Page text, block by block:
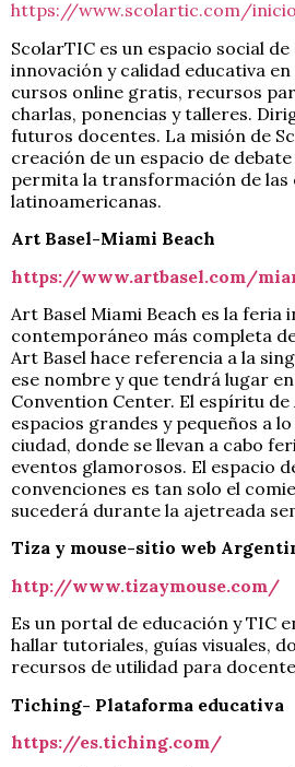
https://www.scolartic.com/
ScolarTIC es un espacio social
innovación y calidad educativa
cursos online gratis, recursos
charlas, ponencias y talleres.
futuros docentes. La misión de
creación de un espacio de
permita la transformación de las
latinoamericanas.
Art Basel-Miami Beach
https://www.artbasel.com/
Art Basel Miami Beach es la
contemporáneo más completa
Art Basel hace referencia a la
ese nombre y que tendrá lugar
Convention Center. El espíritu de
espacios grandes y pequeños a
ciudad, donde se llevan a cabo
eventos glamorosos. El espacio
convenciones es tan solo el
sucederá durante la ajetreada
Tiza y mouse-sitio web
http://www.tizaymouse.com/
Es un portal de educación y TIC
hallar tutoriales, guías visuales,
recursos de utilidad para
Tiching- Plataforma educativa
https://es.tiching.com/